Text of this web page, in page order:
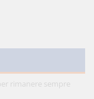
rimanere sempre